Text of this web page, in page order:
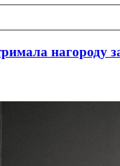
нагороду